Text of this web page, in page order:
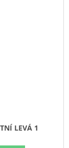
LEVÁ 1